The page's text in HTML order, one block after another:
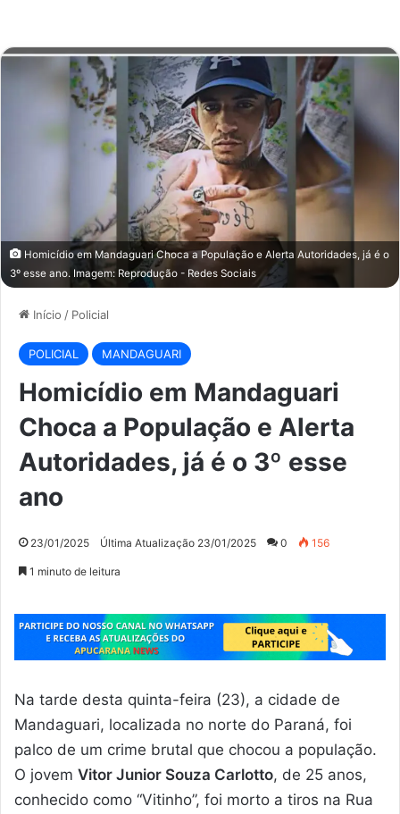
Homicídio em Mandaguari Choca a População e Alerta Autoridades, já é o
3º esse ano. Imagem: Reprodução - Redes Sociais
Início / Policial
POLICIAL MANDAGUARI
Homicídio em Mandaguari
Choca a População e Alerta
Autoridades, já é o 3º esse
ano
23/01/2025 Última Atualização 23/01/2025 0 156
1 minuto de leitura
Na tarde desta quinta-feira (23), a cidade de
Mandaguari, localizada no norte do Paraná, foi
palco de um crime brutal que chocou a população.
O jovem Vitor Junior Souza Carlotto, de 25 anos,
conhecido como “Vitinho”, foi morto a tiros na Rua